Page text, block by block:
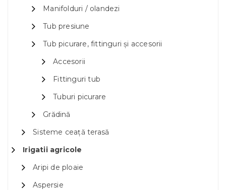
Manifolduri / olandezi
Tub presiune
Tub picurare, fittinguri și accesorii
Accesorii
Fittinguri tub
Tuburi picurare
Grădină
Sisteme ceață terasă
Irigatii agricole
Aripi de ploaie
Aspersie